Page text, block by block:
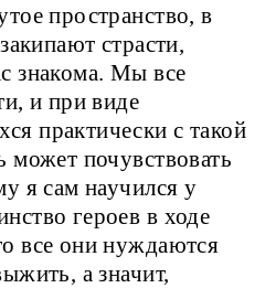
пространство, в
страсти,
знакома. Мы все
и при виде
практически с такой
может почувствовать
я сам научился у
героев в ходе
все они нуждаются
а значит,